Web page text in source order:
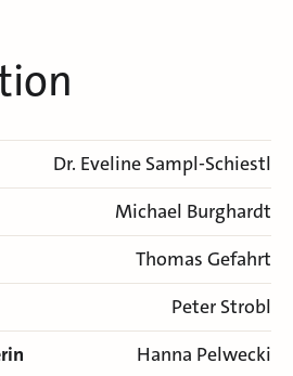
Dr. Eveline Sampl-Schiestl
Michael Burghardt
Thomas Gefahrt
Peter Strobl
Hanna Pelwecki